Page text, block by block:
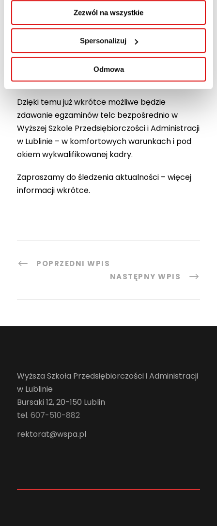
Zezwól na wszystkie
Spersonalizuj
Odmowa
Przedsiębiorczości i Administracji w Lublinie oraz
poszerzeniu oferty dla studentów i wszystkich
osób zainteresowanych potwierdzeniem swoich
kompetencji językowych na międzynarodowym
poziomie. Uzyskana licencja umożliwia
przeprowadzanie egzaminów telc.
Dzięki temu już wkrótce możliwe będzie
zdawanie egzaminów telc bezpośrednio w
Wyższej Szkole Przedsiębiorczości i Administracji
w Lublinie – w komfortowych warunkach i pod
okiem wykwalifikowanej kadry.
Zapraszamy do śledzenia aktualności – więcej
informacji wkrótce.
POPRZEDNI WPIS
NASTĘPNY WPIS
Wyższa Szkoła Przedsiębiorczości i Administracji
w Lublinie
Bursaki 12, 20-150 Lublin
tel. 607-510-882
rektorat@wspa.pl